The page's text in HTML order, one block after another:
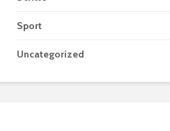
Sport
Uncategorized